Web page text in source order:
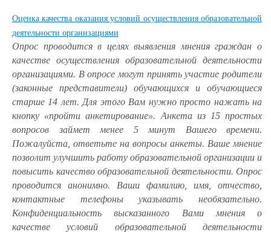
Оценка качества оказания условий осуществления образовательной
деятельности организациями
Опрос проводится в целях выявления мнения граждан о
качестве осуществления образовательной деятельности
организациями. В опросе могут принять участие родители
(законные представители) обучающихся и обучающиеся
старше 14 лет. Для этого Вам нужно просто нажать на
кнопку «пройти анкетирование». Анкета из 15 простых
вопросов займет менее 5 минут Вашего времени.
Пожалуйста, ответьте на вопросы анкеты. Ваше мнение
позволит улучшить работу образовательной организации и
повысить качество образовательной деятельности. Опрос
проводится анонимно. Ваши фамилию, имя, отчество,
контактные телефоны указывать необязательно.
Конфиденциальность высказанного Вами мнения о
качестве условий образовательной деятельности